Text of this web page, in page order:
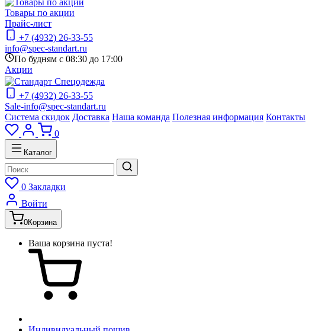
Товары по акции
Прайс-лист
+7 (4932) 26-33-55
info@spec-standart.ru
По будням с 08:30 до 17:00
Акции
+7 (4932) 26-33-55
Sale-info@spec-standart.ru
Система скидок Доставка Наша команда Полезная информация Контакты
0
Каталог
0 Закладки
Войти
0Корзина
Ваша корзина пуста!